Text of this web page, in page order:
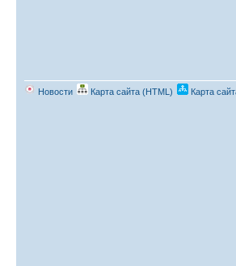
Новости Карта сайта (HTML) Карта